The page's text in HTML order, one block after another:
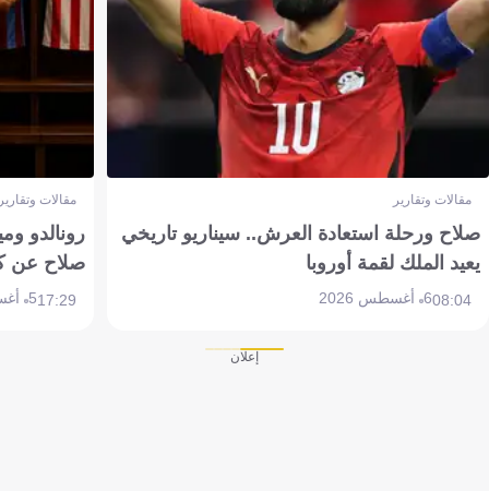
مقالات وتقارير
صلاح ورحلة استعادة العرش.. سيناريو تاريخي
يعيد الملك لقمة أوروبا
08:046 أغسطس 2026
مقالات
رونالدو
صلاح عن
17:295 أغسطس 2026
إعلان